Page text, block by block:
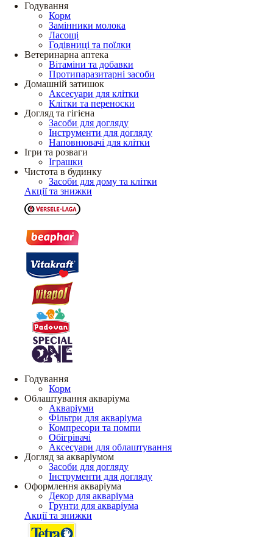
Годування
Корм
Замінники молока
Ласощі
Годівниці та поїлки
Ветеринарна аптека
Вітаміни та добавки
Протипаразитарні засоби
Домашній затишок
Аксесуари для клітки
Клітки та переноски
Догляд та гігієна
Засоби для догляду
Інструменти для догляду
Наповнювачі для клітки
Ігри та розваги
Іграшки
Чистота в будинку
Засоби для дому та клітки
Акції та знижки
Годування
Корм
Облаштування акваріума
Акваріуми
Фільтри для акваріума
Компресори та помпи
Обігрівачі
Аксесуари для облаштування
Догляд за акваріумом
Засоби для догляду
Інструменти для догляду
Оформлення акваріума
Декор для акваріума
Грунти для акваріума
Акції та знижки